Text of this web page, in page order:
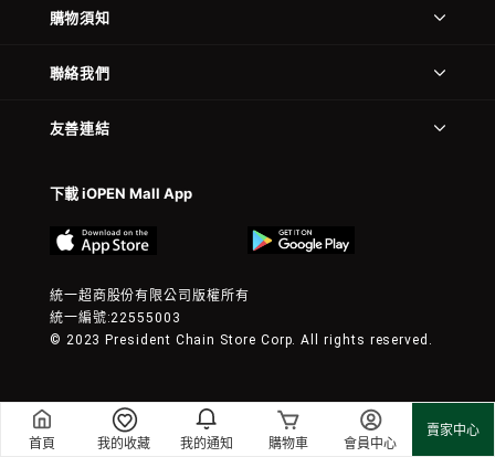
首頁 我的收藏 我的通知 購物車 會員中心
賣家中心
購物須知
聯絡我們
友善連結
下載 iOPEN Mall App
統一超商股份有限公司版權所有
統一編號:22555003
© 2023 President Chain Store Corp. All rights reserved.